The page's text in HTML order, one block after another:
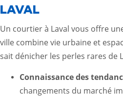
LAVAL
Un courtier à Laval vous offre
ville combine vie urbaine et
sait dénicher les perles rares de
Connaissance des
changements du marché